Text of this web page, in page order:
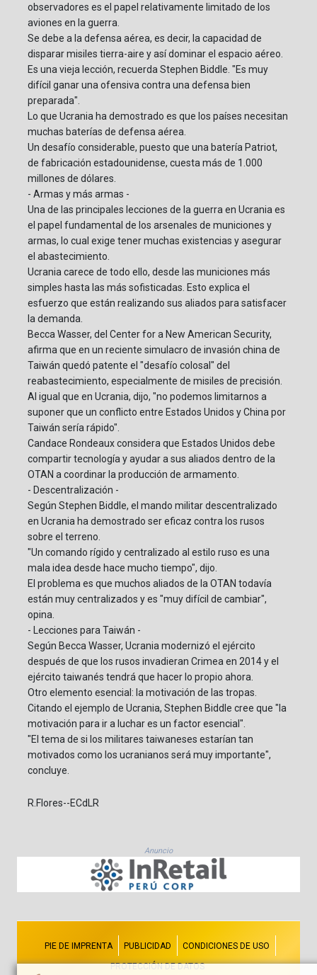
observadores es el papel relativamente limitado de los
aviones en la guerra.
Se debe a la defensa aérea, es decir, la capacidad de
disparar misiles tierra-aire y así dominar el espacio aéreo.
Es una vieja lección, recuerda Stephen Biddle. "Es muy
difícil ganar una ofensiva contra una defensa bien
preparada".
Lo que Ucrania ha demostrado es que los países necesitan
muchas baterías de defensa aérea.
Un desafío considerable, puesto que una batería Patriot,
de fabricación estadounidense, cuesta más de 1.000
millones de dólares.
- Armas y más armas -
Una de las principales lecciones de la guerra en Ucrania es
el papel fundamental de los arsenales de municiones y
armas, lo cual exige tener muchas existencias y asegurar
el abastecimiento.
Ucrania carece de todo ello, desde las municiones más
simples hasta las más sofisticadas. Esto explica el
esfuerzo que están realizando sus aliados para satisfacer
la demanda.
Becca Wasser, del Center for a New American Security,
afirma que en un reciente simulacro de invasión china de
Taiwán quedó patente el "desafío colosal" del
reabastecimiento, especialmente de misiles de precisión.
Al igual que en Ucrania, dijo, "no podemos limitarnos a
suponer que un conflicto entre Estados Unidos y China por
Taiwán sería rápido".
Candace Rondeaux considera que Estados Unidos debe
compartir tecnología y ayudar a sus aliados dentro de la
OTAN a coordinar la producción de armamento.
- Descentralización -
Según Stephen Biddle, el mando militar descentralizado
en Ucrania ha demostrado ser eficaz contra los rusos
sobre el terreno.
"Un comando rígido y centralizado al estilo ruso es una
mala idea desde hace mucho tiempo", dijo.
El problema es que muchos aliados de la OTAN todavía
están muy centralizados y es "muy difícil de cambiar",
opina.
- Lecciones para Taiwán -
Según Becca Wasser, Ucrania modernizó el ejército
después de que los rusos invadieran Crimea en 2014 y el
ejército taiwanés tendrá que hacer lo propio ahora.
Otro elemento esencial: la motivación de las tropas.
Citando el ejemplo de Ucrania, Stephen Biddle cree que "la
motivación para ir a luchar es un factor esencial".
"El tema de si los militares taiwaneses estarían tan
motivados como los ucranianos será muy importante",
concluye.
R.Flores--ECdLR
Anuncio
PIE DE IMPRENTA PUBLICIDAD CONDICIONES DE USO
PROTECCIÓN DE DATOS